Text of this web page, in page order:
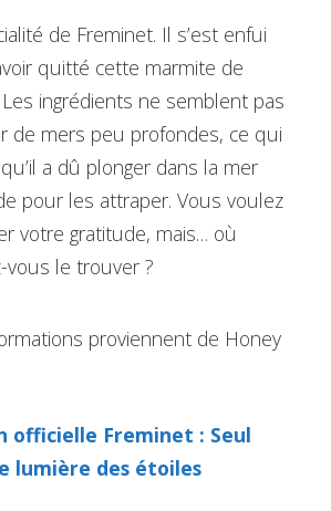
de Freminet. Il s’est enfui
quitté cette marmite de
ingrédients ne semblent pas
de mers peu profondes, ce qui
a dû plonger dans la mer
pour les attraper. Vous voulez
votre gratitude, mais… où
vous le trouver ?
proviennent de Honey
officielle Freminet : Seul
lumière des étoiles